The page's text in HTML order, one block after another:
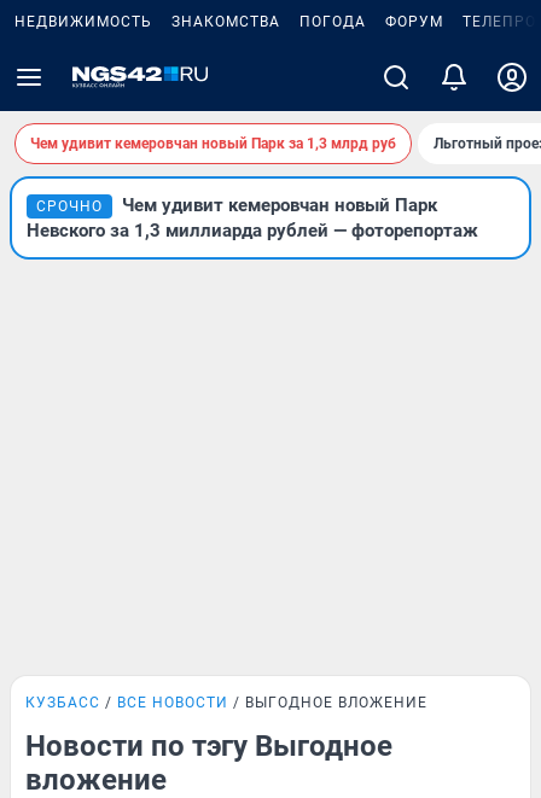
НЕДВИЖИМОСТЬ ЗНАКОМСТВА ПОГОДА ФОРУМ
Чем удивит кемеровчан новый Парк за 1,3 млрд руб Льготный
СРОЧНО
Чем удивит кемеровчан новый Парк
Невского за 1,3 миллиарда рублей — фоторепортаж
КУЗБАСС ВСЕ НОВОСТИ ВЫГОДНОЕ ВЛОЖЕНИЕ
Новости по тэгу Выгодное
вложение